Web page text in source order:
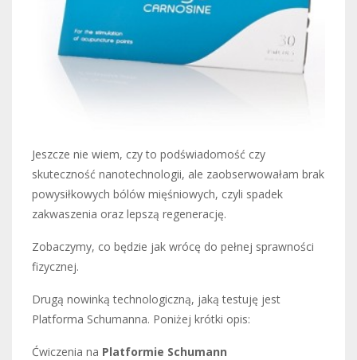
Jeszcze nie wiem, czy to podświadomość czy
skuteczność nanotechnologii, ale zaobserwowałam brak
powysiłkowych bólów mięśniowych, czyli spadek
zakwaszenia oraz lepszą regenerację.
Zobaczymy, co będzie jak wrócę do pełnej sprawności
fizycznej.
Drugą nowinką technologiczną, jaką testuję jest
Platforma Schumanna. Poniżej krótki opis:
Ćwiczenia na Platformie Schumann